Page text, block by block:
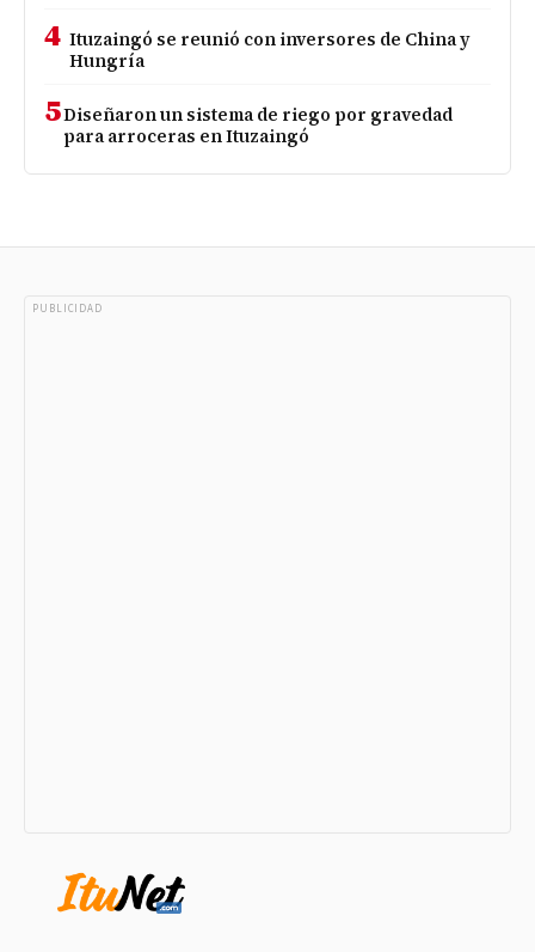
4 Ituzaingó se reunió con inversores de China y
Hungría
5Diseñaron un sistema de riego por gravedad
para arroceras en Ituzaingó
PUBLICIDAD